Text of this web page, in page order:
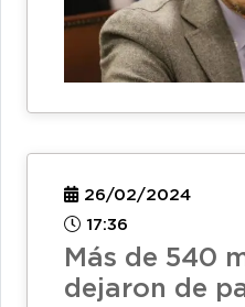
26/02/2024
17:36
Más de 540
dejaron de